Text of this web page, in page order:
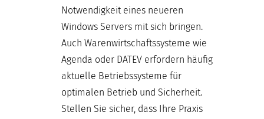
Notwendigkeit eines neueren
Windows Servers mit sich bringen.
Auch Warenwirtschaftssysteme wie
Agenda oder DATEV erfordern häufig
aktuelle Betriebssysteme für
optimalen Betrieb und Sicherheit.
Stellen Sie sicher, dass Ihre Praxis